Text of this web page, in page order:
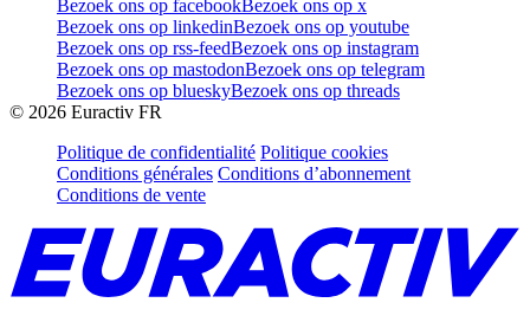
Bezoek ons op facebookBezoek ons op x
Bezoek ons op linkedinBezoek ons op youtube
Bezoek ons op rss-feedBezoek ons op instagram
Bezoek ons op mastodonBezoek ons op telegram
Bezoek ons op blueskyBezoek ons op threads
© 2026 Euractiv FR
Politique de confidentialité Politique cookies
Conditions générales Conditions d’abonnement
Conditions de vente